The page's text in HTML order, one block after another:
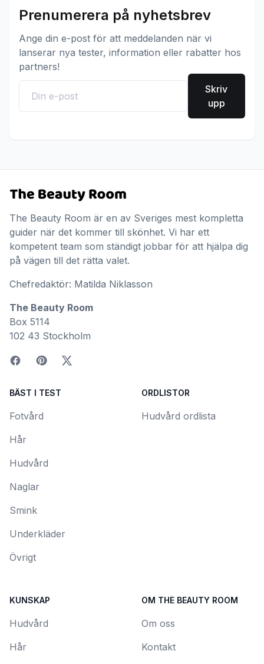
Prenumerera på nyhetsbrev
Ange din e-post för att meddelanden när vi
lanserar nya tester, information eller rabatter hos
partners!
Skriv
upp
The Beauty Room är en av Sveriges mest kompletta
guider när det kommer till skönhet. Vi har ett
kompetent team som ständigt jobbar för att hjälpa dig
på vägen till det rätta valet.
Chefredaktör: Matilda Niklasson
The Beauty Room
Box 5114
102 43 Stockholm
BÄST I TEST
Fotvård
Hår
Hudvård
Naglar
Smink
Underkläder
Övrigt
ORDLISTOR
Hudvård ordlista
KUNSKAP
Hudvård
Hår
OM THE BEAUTY ROOM
Om oss
Kontakt